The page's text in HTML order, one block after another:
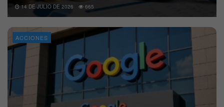
14 DE JULIO DE 2026 665
ACCIONES